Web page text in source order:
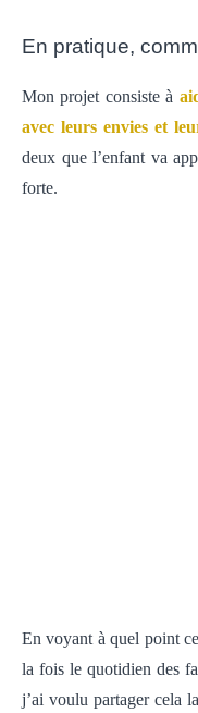
En pratique,
Mon projet consiste à
avec leurs envies et
deux que l’enfant va
forte.
En voyant à quel point
la fois le quotidien des
j’ai voulu partager cela